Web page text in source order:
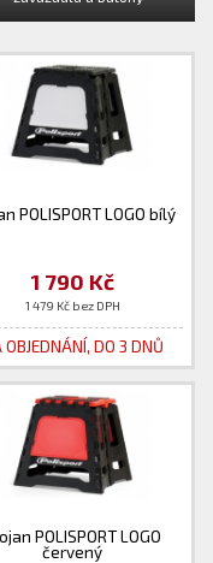
POLISPORT LOGO bílý
1 790 Kč
1 479 Kč bez DPH
OBJEDNÁNÍ, DO 3 DNŮ
POLISPORT LOGO
červený